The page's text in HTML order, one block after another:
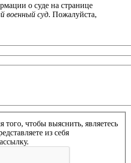
о суде на странице
военный суд. Пожалуйста,
того, чтобы выяснить, являетесь
из себя